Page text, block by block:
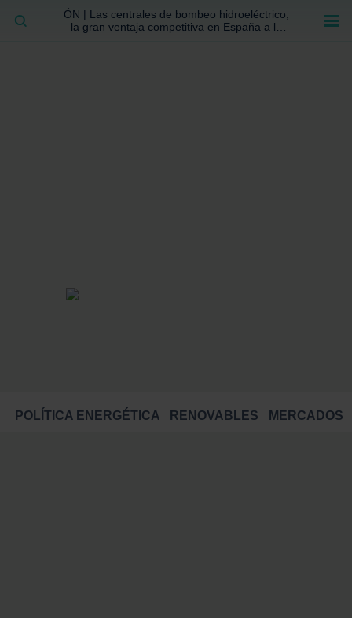
ÓN | Las centrales de bombeo hidroeléctrico,
la gran ventaja competitiva en España a la
POLÍTICA ENERGÉTICA RENOVABLES MERCADOS
BUSCAR